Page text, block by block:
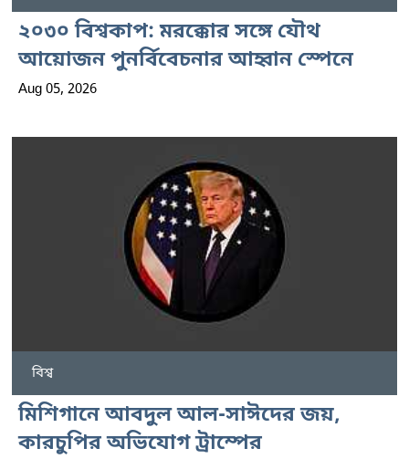
২০৩০ বিশ্বকাপ: মরক্কোর সঙ্গে যৌথ
আয়োজন পুনর্বিবেচনার আহ্বান স্পেনে
Aug 05, 2026
বিশ্ব
মিশিগানে আবদুল আল-সাঈদের জয়,
কারচুপির অভিযোগ ট্রাম্পের